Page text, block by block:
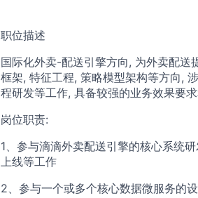
职位描述
国际化外卖-配送引擎方向, 为外卖配送
框架, 特征工程, 策略模型架构等方向,
程研发等工作, 具备较强的业务效果要
岗位职责:
1、参与滴滴外卖配送引擎的核心系统
上线等工作
2、参与一个或多个核心数据微服务的